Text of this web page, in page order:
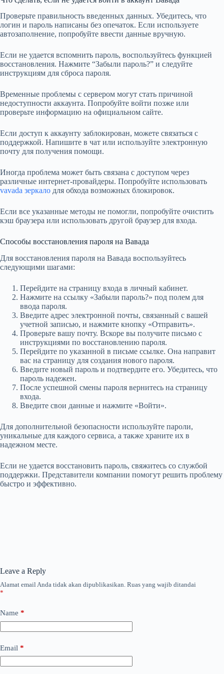
Проверьте правильность введенных данных. Убедитесь, что
логин и пароль написаны без опечаток. Если используете
автозаполнение, попробуйте ввести данные вручную.
Если не удается вспомнить пароль, воспользуйтесь функцией
восстановления. Нажмите “Забыли пароль?” и следуйте
инструкциям для сброса пароля.
Временные проблемы с сервером могут стать причиной
недоступности аккаунта. Попробуйте войти позже или
проверьте информацию на официальном сайте.
Если доступ к аккаунту заблокирован, можете связаться с
поддержкой. Напишите в чат или используйте электронную
почту для получения помощи.
Иногда проблема может быть связана с доступом через
различные интернет-провайдеры. Попробуйте использовать
vavada зеркало для обхода возможных блокировок.
Если все указанные методы не помогли, попробуйте очистить
кэш браузера или использовать другой браузер для входа.
Способы восстановления пароля на Вавада
Для восстановления пароля на Вавада воспользуйтесь
следующими шагами:
Перейдите на страницу входа в личный кабинет.
Нажмите на ссылку «Забыли пароль?» под полем для
ввода пароля.
Введите адрес электронной почты, связанный с вашей
учетной записью, и нажмите кнопку «Отправить».
Проверьте вашу почту. Вскоре вы получите письмо с
инструкциями по восстановлению пароля.
Перейдите по указанной в письме ссылке. Она направит
вас на страницу для создания нового пароля.
Введите новый пароль и подтвердите его. Убедитесь, что
пароль надежен.
После успешной смены пароля вернитесь на страницу
входа.
Введите свои данные и нажмите «Войти».
Для дополнительной безопасности используйте пароли,
уникальные для каждого сервиса, а также храните их в
надежном месте.
Если не удается восстановить пароль, свяжитесь со службой
поддержки. Представители компании помогут решить проблему
быстро и эффективно.
Leave a Reply
Alamat email Anda tidak akan dipublikasikan. Ruas yang wajib ditandai
*
Name *
Email *